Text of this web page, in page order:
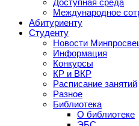
Доступная среда
Международное
Абитуриенту
Студенту
Новости
Информация
Конкурсы
КР и ВКР
Расписание занятий
Разное
Библиотека
О библиотеке